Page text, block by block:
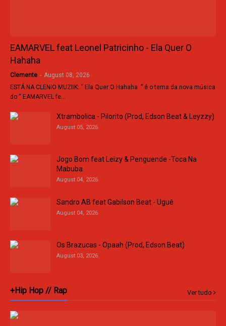
EAMARVEL feat Leonel Patricinho - Ela Quer O
Hahaha
Clemente - August 08, 2026
ESTÁ NA CLENIO MUZIIK: “ Ela Quer O Hahaha ” é o tema da nova música
do “ EAMARVEL fe…
Xtrambolica - Pilorito (Prod, Edson Beat & Leyzzy)
August 05, 2026
Jogo Bom feat Leizy & Penguende -Toca Na
Mabuba
August 04, 2026
Sandro AB feat Gabilson Beat - Uguê
August 04, 2026
Os Brazucas - Opaah (Prod, Edson Beat)
August 03, 2026
+Hip Hop // Rap Ver tudo